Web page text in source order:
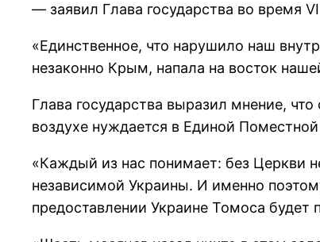
— заявил Глава государства во время
«Единственное, что нарушило наш
незаконно Крым, напала на восток
Глава государства выразил мнение,
воздухе нуждается в Единой
«Каждый из нас понимает: без Церкви
независимой Украины. И именно
предоставлении Украине Томоса будет